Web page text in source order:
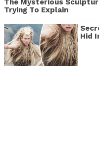
The Mysterious
Trying To Explain
Hid